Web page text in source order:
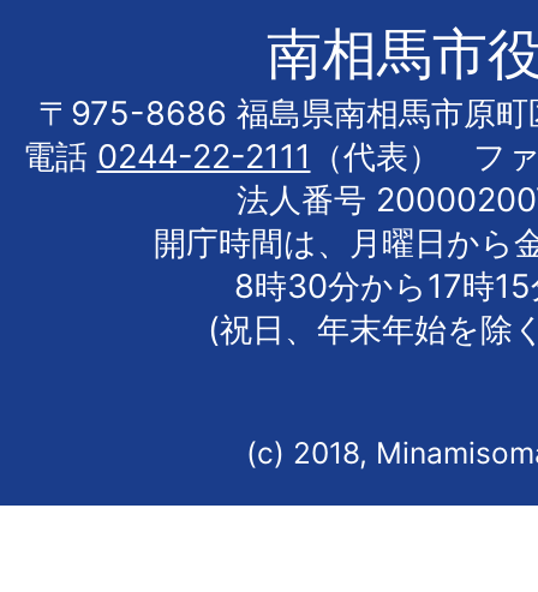
南相馬市
〒975-8686 福島県南相馬市原町
電話 0244-22-2111
（代表） フ
法人番号
開庁時間は、月曜日から
8時30分から17時
(祝日、年末年始を除
(c) 2018,